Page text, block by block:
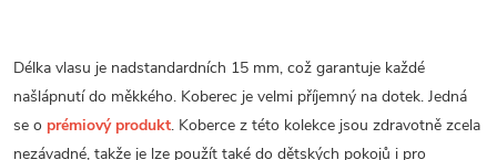
Délka vlasu je nadstandardních 15 mm, což garantuje každé
našlápnutí do měkkého. Koberec je velmi příjemný na dotek. Jedná
se o prémiový produkt. Koberce z této kolekce jsou zdravotně zcela
nezávadné, takže je lze použít také do dětských pokojů i pro